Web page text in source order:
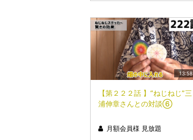
13:58
【第２２２話 】“ねじねじ”三
浦伸章さんとの対談⑥
月額会員様 見放題